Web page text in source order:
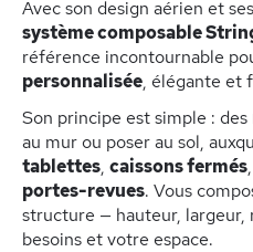
images
gallery
Avec son design aérien et
système composable
référence incontournable
personnalisée, élégante et
Son principe est simple : des
au mur ou poser au sol,
tablettes, caissons fermés,
portes-revues. Vous
structure — hauteur, largeur,
besoins et votre espace.